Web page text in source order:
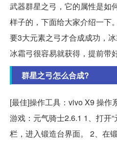
武器群星之弓，它的属性是如
样子的，下面给大家介绍一下
要3大元素之弓才合成成功，冰
冰霜弓很容易就获得，提前带好
群星之弓怎么合成?
[最佳]操作工具：vivo X9 操作
游戏：元气骑士2.6.1 1、打开
栏，进入锻造台界面。 2、在